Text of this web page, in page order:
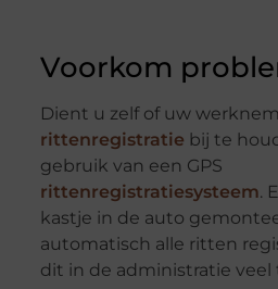
Voorkom
Dient u zelf of uw
rittenregistratie bij te
gebruik van een GPS
rittenregistratiesysteem.
kastje in de auto
automatisch alle ritten
dit in de administratie